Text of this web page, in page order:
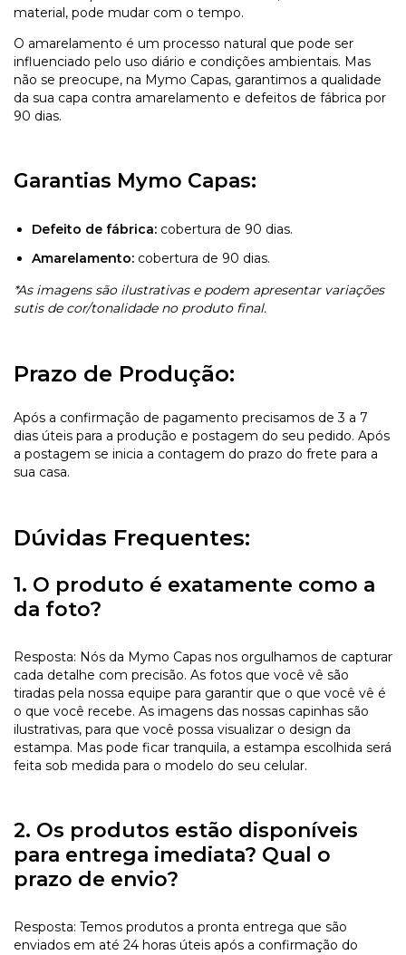
material, pode mudar com o tempo.
O amarelamento é um processo natural que pode ser
influenciado pelo uso diário e condições ambientais. Mas
não se preocupe, na Mymo Capas, garantimos a qualidade
da sua capa contra amarelamento e defeitos de fábrica por
90 dias.
Garantias Mymo Capas:
Defeito de fábrica: cobertura de 90 dias.
Amarelamento: cobertura de 90 dias.
*As imagens são ilustrativas e podem apresentar variações
sutis de cor/tonalidade no produto final.
Prazo de Produção:
Após a confirmação de pagamento precisamos de 3 a 7
dias úteis para a produção e postagem do seu pedido. Após
a postagem se inicia a contagem do prazo do frete para a
sua casa.
Dúvidas Frequentes:
1. O produto é exatamente como a
da foto?
Resposta: Nós da Mymo Capas nos orgulhamos de capturar
cada detalhe com precisão. As fotos que você vê são
tiradas pela nossa equipe para garantir que o que você vê é
o que você recebe. As imagens das nossas capinhas são
ilustrativas, para que você possa visualizar o design da
estampa. Mas pode ficar tranquila, a estampa escolhida será
feita sob medida para o modelo do seu celular.
2. Os produtos estão disponíveis
para entrega imediata? Qual o
prazo de envio?
Resposta: Temos produtos a pronta entrega que são
enviados em até 24 horas úteis após a confirmação do